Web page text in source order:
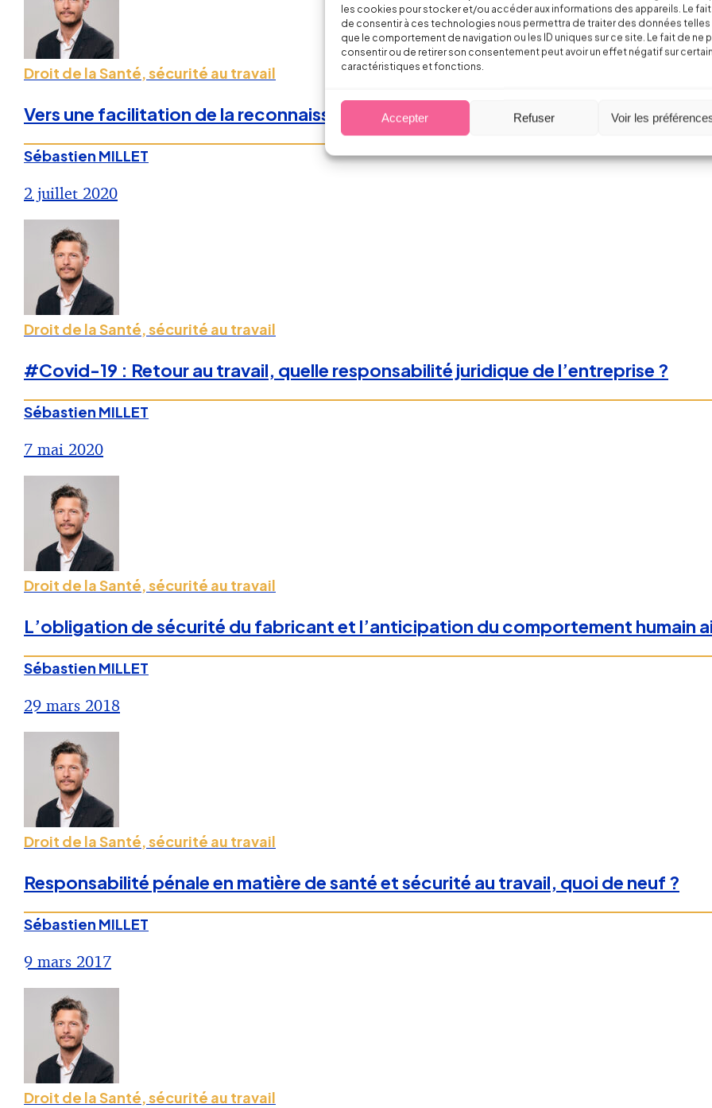
les cookies pour stocker et/ou accéder aux informations des appareils. Le fait
de consentir à ces technologies nous permettra de traiter des données telles
que le comportement de navigation ou les ID uniques sur ce site. Le fait de ne
consentir ou de retirer son consentement peut avoir un effet négatif sur
caractéristiques et fonctions.
Accepter Refuser Voir les
Droit de la Santé, sécurité au travail
Vers une facilitation de la reconnaissance de maladie professionnelle au titre des
Sébastien MILLET
2 juillet 2020
Droit de la Santé, sécurité au travail
#Covid-19 : Retour au travail, quelle responsabilité juridique de l’entreprise ?
Sébastien MILLET
7 mai 2020
Droit de la Santé, sécurité au travail
L’obligation de sécurité du fabricant et l’anticipation du comportement humain
Sébastien MILLET
29 mars 2018
Droit de la Santé, sécurité au travail
Responsabilité pénale en matière de santé et sécurité au travail, quoi de neuf ?
Sébastien MILLET
9 mars 2017
Droit de la Santé, sécurité au travail